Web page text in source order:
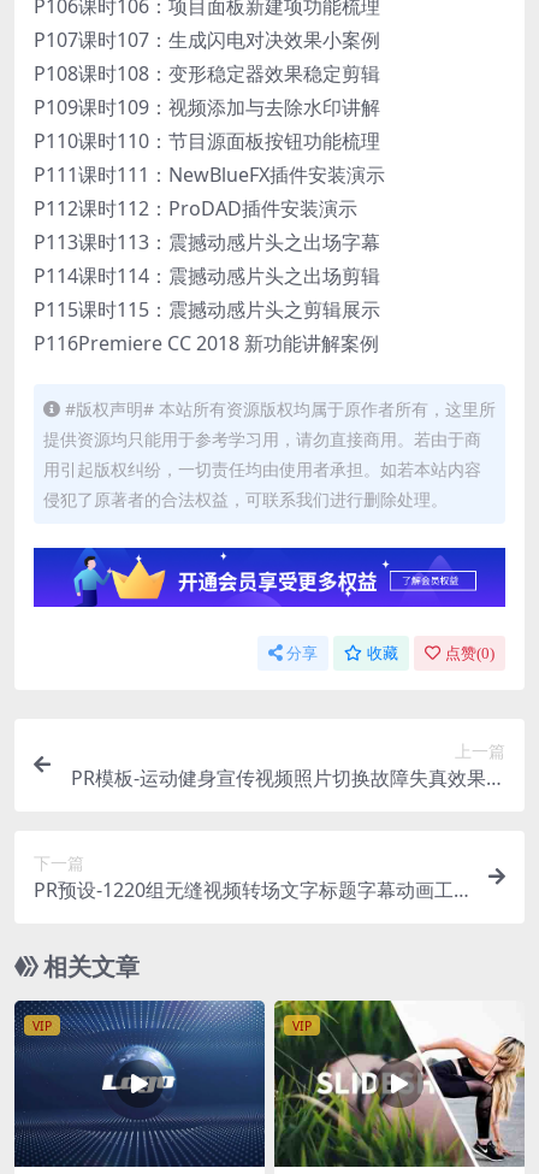
P106课时106：项目面板新建项功能梳理
P107课时107：生成闪电对决效果小案例
P108课时108：变形稳定器效果稳定剪辑
P109课时109：视频添加与去除水印讲解
P110课时110：节目源面板按钮功能梳理
P111课时111：NewBlueFX插件安装演示
P112课时112：ProDAD插件安装演示
P113课时113：震撼动感片头之出场字幕
P114课时114：震撼动感片头之出场剪辑
P115课时115：震撼动感片头之剪辑展示
P116Premiere CC 2018 新功能讲解案例
#版权声明# 本站所有资源版权均属于原作者所有，这里所
提供资源均只能用于参考学习用，请勿直接商用。若由于商
用引起版权纠纷，一切责任均由使用者承担。如若本站内容
侵犯了原著者的合法权益，可联系我们进行删除处理。
分享 收藏 点赞(0)
上一篇
PR模板-运动健身宣传视频照片切换故障失真效果图
下一篇
PR预设-1220组无缝视频转场文字标题字幕动画工
相关文章
VIP VIP